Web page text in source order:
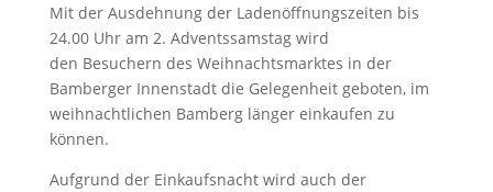
Mit der Ausdehnung der Ladenöffnungszeiten bis
24.00 Uhr am 2. Adventssamstag wird
den Besuchern des Weihnachtsmarktes in der
Bamberger Innenstadt die Gelegenheit geboten, im
weihnachtlichen Bamberg länger einkaufen zu
können.
Aufgrund der Einkaufsnacht wird auch der